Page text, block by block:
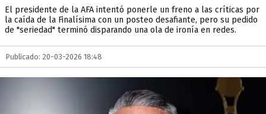
El presidente de la AFA intentó ponerle un freno a las críticas por
la caída de la Finalísima con un posteo desafiante, pero su pedido
de "seriedad" terminó disparando una ola de ironía en redes.
Publicado: 20-03-2026 18:48